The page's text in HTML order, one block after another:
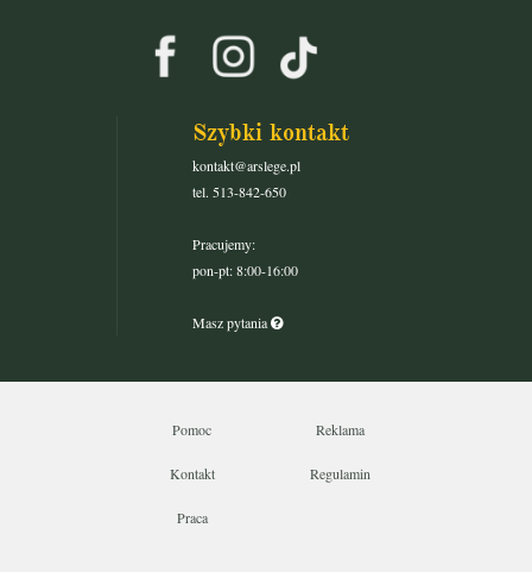
Szybki kontakt
kontakt@arslege.pl
tel. 513-842-650
Pracujemy:
pon-pt: 8:00-16:00
Masz pytania
Pomoc Reklama
Kontakt Regulamin
Praca